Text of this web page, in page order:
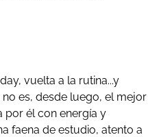
vuelta a la rutina...y
es, desde luego, el mejor
por él con energía y
faena de estudio, atento a